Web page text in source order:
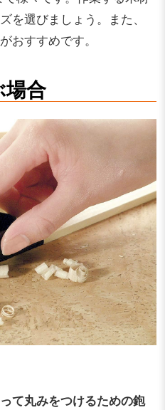
を選びましょう。また、
おすすめです。
合
て丸みをつけるための鉋